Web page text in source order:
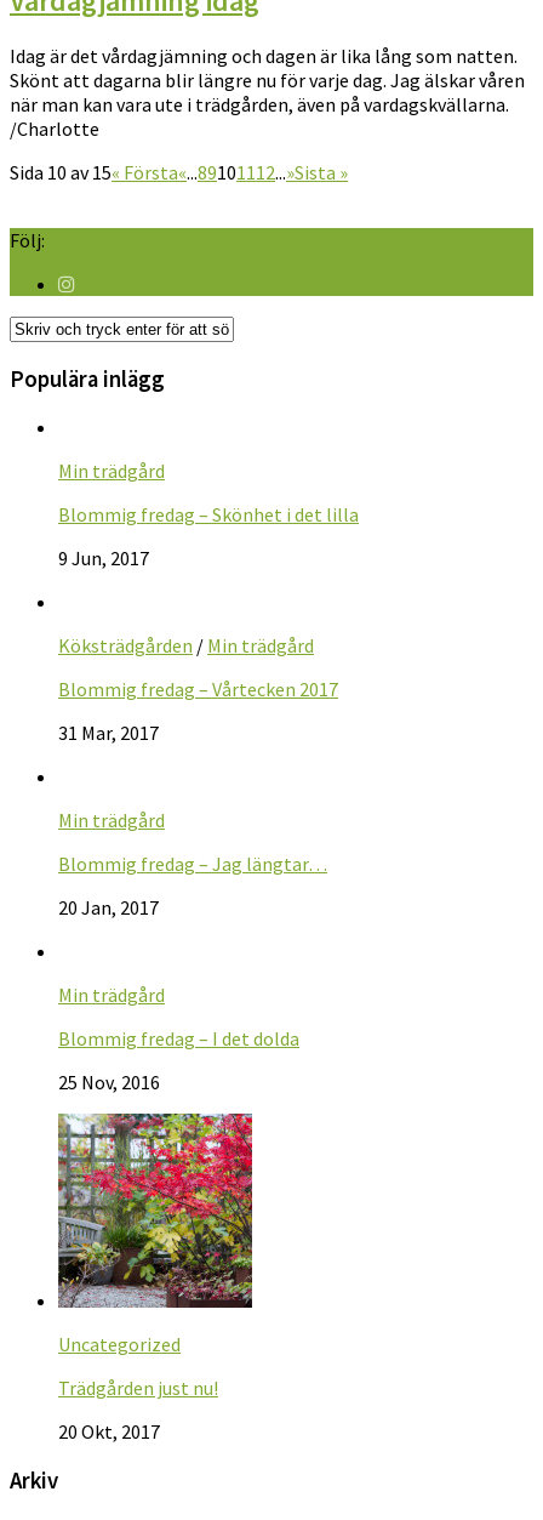
Idag är det vårdagjämning och dagen är lika lång som natten.
Skönt att dagarna blir längre nu för varje dag. Jag älskar våren
när man kan vara ute i trädgården, även på vardagskvällarna.
/Charlotte
Sida 10 av 15« Första«...89101112...»Sista »
Följ:
Populära inlägg
Min trädgård
Blommig fredag – Skönhet i det lilla
9 Jun, 2017
Köksträdgården / Min trädgård
Blommig fredag – Vårtecken 2017
31 Mar, 2017
Min trädgård
Blommig fredag – Jag längtar…
20 Jan, 2017
Min trädgård
Blommig fredag – I det dolda
25 Nov, 2016
Uncategorized
Trädgården just nu!
20 Okt, 2017
Arkiv